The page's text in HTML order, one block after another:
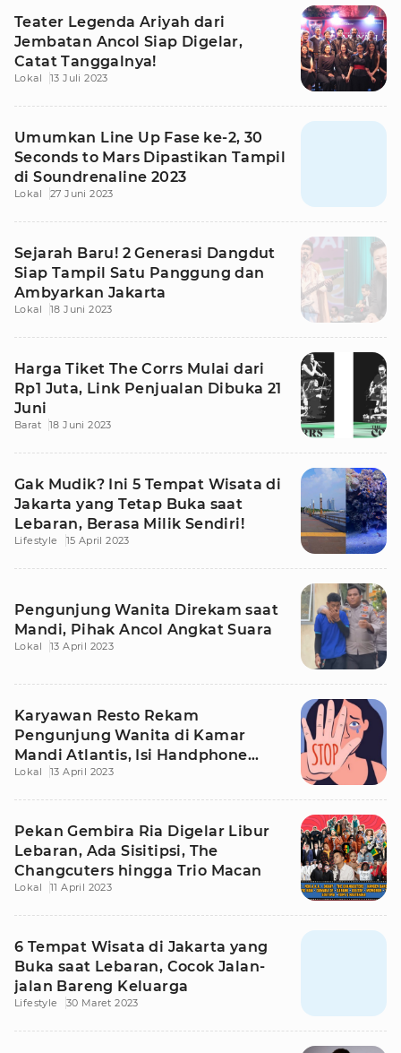
Teater Legenda Ariyah dari
Jembatan Ancol Siap Digelar,
Catat Tanggalnya!
Lokal 13 Juli 2023
Umumkan Line Up Fase ke-2, 30
Seconds to Mars Dipastikan Tampil
di Soundrenaline 2023
Lokal 27 Juni 2023
Sejarah Baru! 2 Generasi Dangdut
Siap Tampil Satu Panggung dan
Ambyarkan Jakarta
Lokal 18 Juni 2023
Harga Tiket The Corrs Mulai dari
Rp1 Juta, Link Penjualan Dibuka 21
Juni
Barat 18 Juni 2023
Gak Mudik? Ini 5 Tempat Wisata di
Jakarta yang Tetap Buka saat
Lebaran, Berasa Milik Sendiri!
Lifestyle 15 April 2023
Pengunjung Wanita Direkam saat
Mandi, Pihak Ancol Angkat Suara
Lokal 13 April 2023
Karyawan Resto Rekam
Pengunjung Wanita di Kamar
Mandi Atlantis, Isi Handphone
Bikin Syok
Lokal 13 April 2023
Pekan Gembira Ria Digelar Libur
Lebaran, Ada Sisitipsi, The
Changcuters hingga Trio Macan
Lokal 11 April 2023
6 Tempat Wisata di Jakarta yang
Buka saat Lebaran, Cocok Jalan-
jalan Bareng Keluarga
Lifestyle 30 Maret 2023